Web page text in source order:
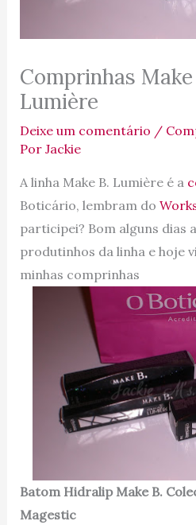
Comprinhas
Lumière
Deixe um comentário /
Por Jackie
A linha Make B. Lumière é a
Boticário, lembram do
participei? Bom alguns dias
produtinhos da linha e hoje
minhas comprinhas
Batom Hidralip Make B.
Magestic